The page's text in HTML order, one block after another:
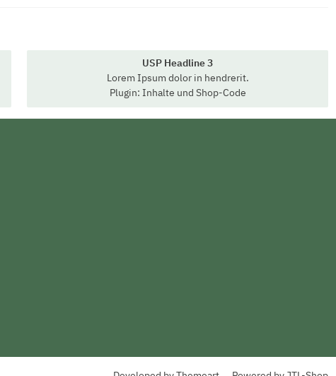
USP Headline 3
Lorem Ipsum dolor in hendrerit.
Plugin: Inhalte und Shop-Code